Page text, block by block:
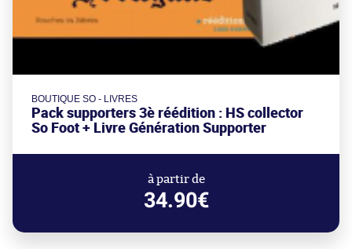
BOUTIQUE SO - LIVRES
Pack supporters 3è réédition : HS collector
So Foot + Livre Génération Supporter
à partir de
34.90€